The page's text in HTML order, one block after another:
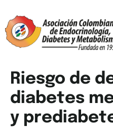
Riesgo de
diabetes
y